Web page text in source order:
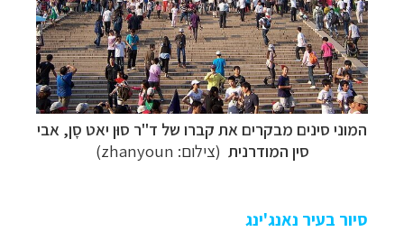
המוני סינים מבקרים את קברו של ד"ר סוּן יאט סָן, אבי
סין המודרנית (צילום: zhanyoun)
סיור בעיר נאנג'ינג